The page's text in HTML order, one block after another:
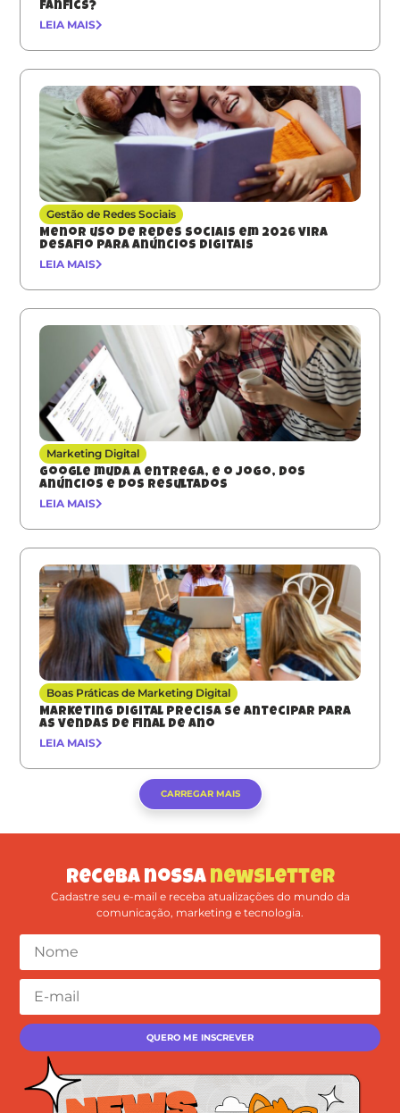
fanfics?
LEIA MAIS
Gestão de Redes Sociais
Menor uso de redes sociais em 2026 vira
desafio para anúncios digitais
LEIA MAIS
Marketing Digital
Google muda a entrega, e o jogo, dos
anúncios e dos resultados
LEIA MAIS
Boas Práticas de Marketing Digital
Marketing digital precisa se antecipar para
as vendas de final de ano
LEIA MAIS
CARREGAR MAIS
Receba nossa newsletter
Cadastre seu e-mail e receba atualizações do mundo da
comunicação, marketing e tecnologia.